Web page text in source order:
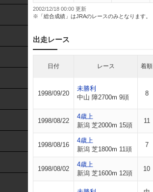
2002/12/18 00:00 更新
※「総合成績」はJRAのレースのみとなります。
出走レース
日付 レース 着順
1998/09/20
未勝利
中山 障2700m 9頭
8
1998/08/22
4歳上
新潟 芝2000m 15頭
11
1998/08/16
4歳上
新潟 芝1800m 11頭
7
1998/08/02
4歳上
新潟 芝1600m 12頭
10